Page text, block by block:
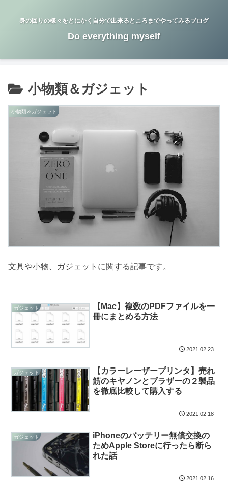
身の回りの様々をとにかく自分で出来るところまでやってみるブログ
Do everything myself
小物類＆ガジェット
小物類＆ガジェット
文具や小物、ガジェットに関する記事です。
ガジェット
【Mac】複数のPDFファイルを一
冊にまとめる方法
2021.02.23
ガジェット
【カラーレーザープリンタ】売れ
筋のキヤノンとブラザーの２製品
を徹底比較して購入する
2021.02.18
ガジェット
iPhoneのバッテリー無償交換の
ためApple Storeに行ったら断ら
れた話
2021.02.16